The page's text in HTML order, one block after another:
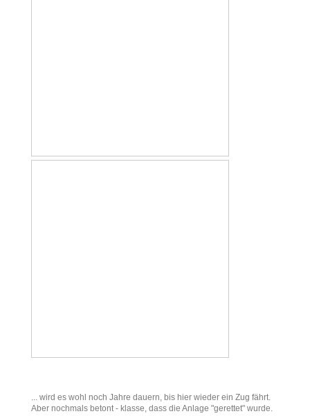
... wird es wohl noch Jahre dauern, bis hier wieder ein Zug fährt.
Aber nochmals betont - klasse, dass die Anlage "gerettet" wurde.